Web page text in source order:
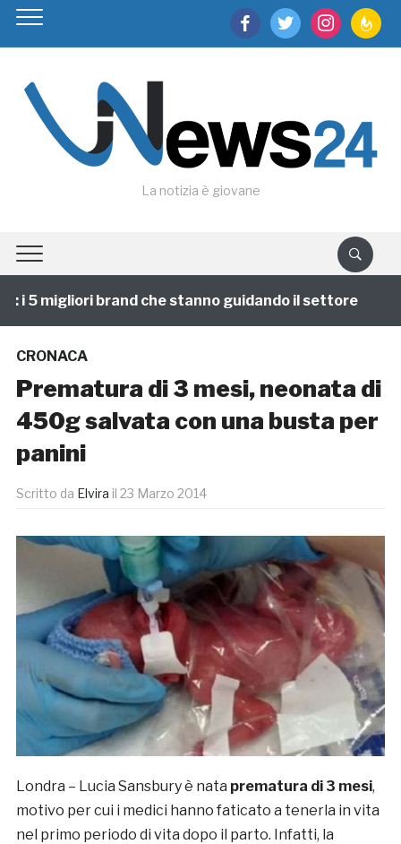
facebooktwitter instagram
La notizia è giovane
5 migliori brand che stanno guidando il settore
CRONACA
Prematura di 3 mesi, neonata di
450g salvata con una busta per
panini
Scritto da Elvira il 23 Marzo 2014
Londra – Lucia Sansbury è nata prematura di 3 mesi,
motivo per cui i medici hanno faticato a tenerla in vita
nel primo periodo di vita dopo il parto. Infatti, la